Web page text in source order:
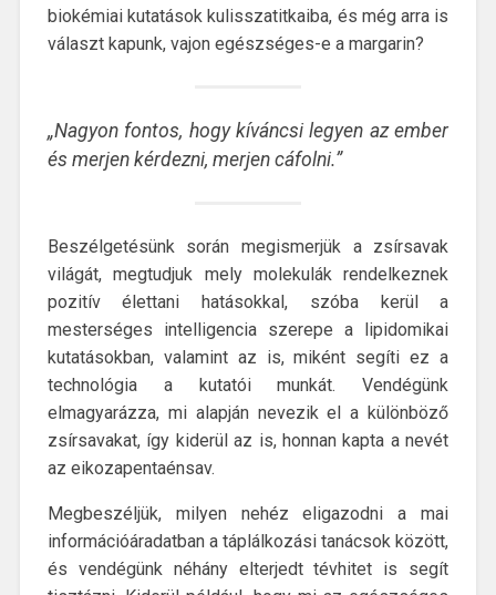
biokémiai kutatások kulisszatitkaiba, és még arra is
választ kapunk, vajon egészséges-e a margarin?
„Nagyon fontos, hogy kíváncsi legyen az ember
és merjen kérdezni, merjen cáfolni.”
Beszélgetésünk során megismerjük a zsírsavak
világát, megtudjuk mely molekulák rendelkeznek
pozitív élettani hatásokkal, szóba kerül a
mesterséges intelligencia szerepe a lipidomikai
kutatásokban, valamint az is, miként segíti ez a
technológia a kutatói munkát. Vendégünk
elmagyarázza, mi alapján nevezik el a különböző
zsírsavakat, így kiderül az is, honnan kapta a nevét
az eikozapentaénsav.
Megbeszéljük, milyen nehéz eligazodni a mai
információáradatban a táplálkozási tanácsok között,
és vendégünk néhány elterjedt tévhitet is segít